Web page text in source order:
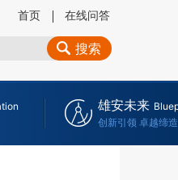
首页 在线问答
搜索
雄安未来
创新引领 卓越缔造